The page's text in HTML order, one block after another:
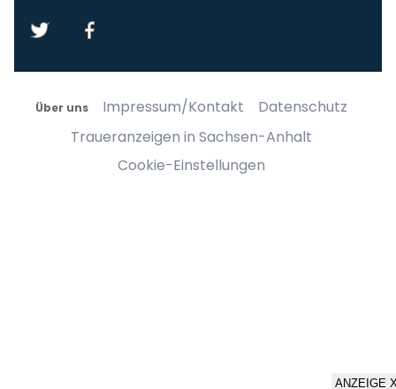
Über uns Impressum/Kontakt
Datenschutz
Traueranzeigen in Sachsen-Anhalt
Cookie-Einstellungen
ANZEIGE